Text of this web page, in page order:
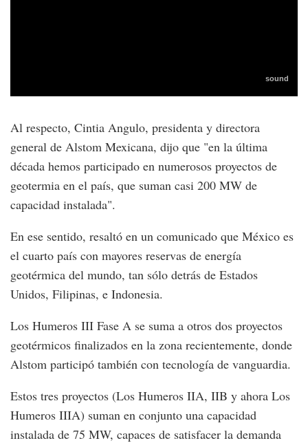
Al respecto, Cintia Angulo, presidenta y directora
general de Alstom Mexicana, dijo que "en la última
década hemos participado en numerosos proyectos de
geotermia en el país, que suman casi 200 MW de
capacidad instalada".
En ese sentido, resaltó en un comunicado que México es
el cuarto país con mayores reservas de energía
geotérmica del mundo, tan sólo detrás de Estados
Unidos, Filipinas, e Indonesia.
Los Humeros III Fase A se suma a otros dos proyectos
geotérmicos finalizados en la zona recientemente, donde
Alstom participó también con tecnología de vanguardia.
Estos tres proyectos (Los Humeros IIA, IIB y ahora Los
Humeros IIIA) suman en conjunto una capacidad
instalada de 75 MW, capaces de satisfacer la demanda